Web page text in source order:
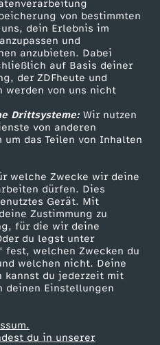
von bestimmten
dein Erlebnis im
und
anzubieten. Dabei
auf Basis deiner
der ZDFheute und
werden von uns nicht
Drittsysteme:Wir nutzen
von anderen
das Teilen von Inhalten
welche Zwecke wir deine
dürfen. Dies
Gerät. Mit
Zustimmung zu
für die wir deine
du legst unter
welchen Zwecken du
welchen nicht. Deine
kannst du jederzeit mit
deinen Einstellungen
du in unserer
Zuschauerservice
Hilfe